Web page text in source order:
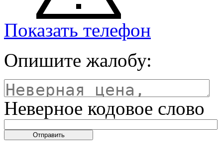
Показать телефон
Опишите жалобу:
Неверное кодовое слово